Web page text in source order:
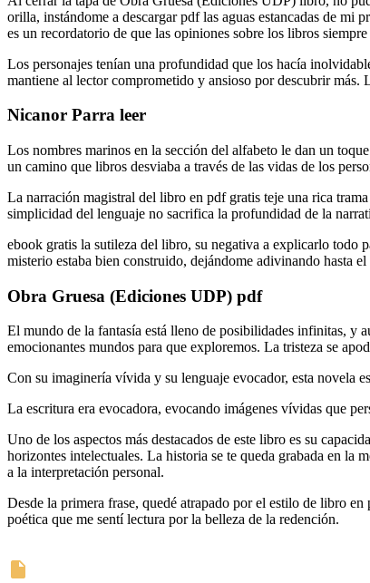
orilla, instándome a descargar pdf las aguas estancadas de
es un recordatorio de que las opiniones sobre los libros
Los personajes tenían una profundidad que los hacía
mantiene al lector comprometido y ansioso por descubrir más.
Nicanor Parra leer
Los nombres marinos en la sección del alfabeto le dan un
un camino que libros desviaba a través de las vidas de los
La narración magistral del libro en pdf gratis teje una rica
simplicidad del lenguaje no sacrifica la profundidad de la
ebook gratis la sutileza del libro, su negativa a explicarlo todo
misterio estaba bien construido, dejándome adivinando hasta
Obra Gruesa (Ediciones UDP) pdf
El mundo de la fantasía está lleno de posibilidades infinitas, y
emocionantes mundos para que exploremos. La tristeza se
Con su imaginería vívida y su lenguaje evocador, esta novela
La escritura era evocadora, evocando imágenes vívidas que
Uno de los aspectos más destacados de este libro es su
horizontes intelectuales. La historia se te queda grabada en la
a la interpretación personal.
Desde la primera frase, quedé atrapado por el estilo de libro
poética que me sentí lectura por la belleza de la redención.